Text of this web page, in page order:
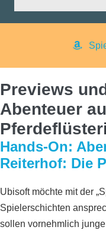
Previews
Abenteuer
Hands-On:
Reiterhof: Die
Ubisoft möchte mit der
Spielerschichten
sollen vornehmlich